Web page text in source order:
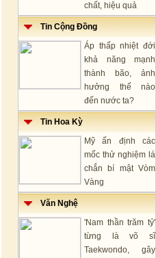
chất, hiệu quả
Tin Cộng Đồng
Áp thấp nhiệt đới
khả năng mạnh
thành bão, ảnh
hưởng thế nào
đến nước ta?
Tin Hoa Kỳ
Mỹ ấn định các
mốc thử nghiệm lá
chắn bí mật Vòm
Vàng
Văn Nghệ
'Nam thần trăm tỷ'
từng là võ sĩ
Taekwondo, gây